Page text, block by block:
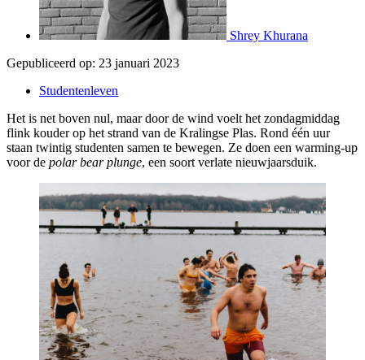
Shrey Khurana
Gepubliceerd op: 23 januari 2023
Studentenleven
Het is net boven nul, maar door de wind voelt het zondagmiddag
flink kouder op het strand van de Kralingse Plas. Rond één uur
staan twintig studenten samen te bewegen. Ze doen een warming-up
voor de polar bear plunge, een soort verlate nieuwjaarsduik.